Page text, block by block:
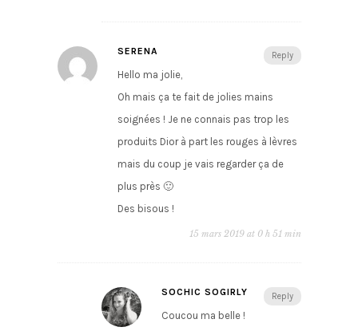
Reply
SERENA
Hello ma jolie,
Oh mais ça te fait de jolies mains
soignées ! Je ne connais pas trop les
produits Dior à part les rouges à lèvres
mais du coup je vais regarder ça de
plus près 🙂
Des bisous !
15 mars 2019 at 0 h 51 min
Reply
SOCHIC SOGIRLY
Coucou ma belle !